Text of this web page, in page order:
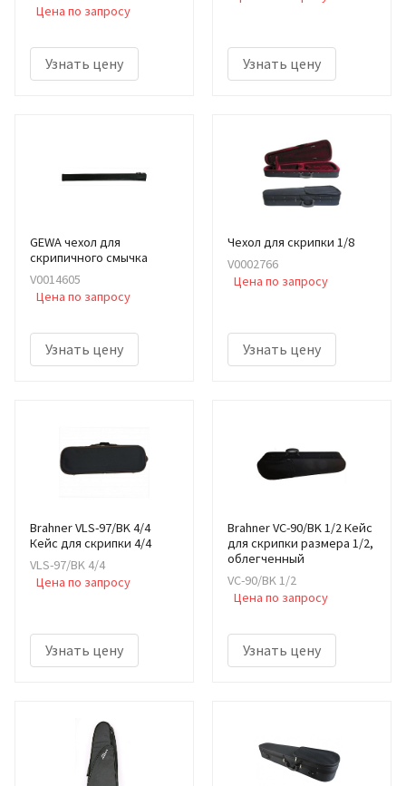
Цена по запросу
Узнать цену Узнать цену
GEWA чехол для
скрипичного смычка
V0014605
Цена по запросу
Узнать цену
Чехол для скрипки 1/8
V0002766
Цена по запросу
Узнать цену
Brahner VLS-97/BK 4/4
Кейс для скрипки 4/4
VLS-97/BK 4/4
Цена по запросу
Узнать цену
Brahner VC-90/BK 1/2 Кейс
для скрипки размера 1/2,
облегченный
VC-90/BK 1/2
Цена по запросу
Узнать цену